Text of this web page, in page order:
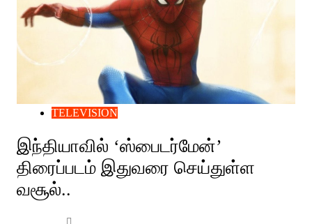
TELEVISION
இந்தியாவில் ‘ஸ்பைடர்மேன்’
திரைப்படம் இதுவரை செய்துள்ள
வசூல்..